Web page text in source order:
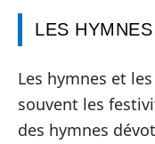
LES
Les hymnes et
souvent les
des hymnes